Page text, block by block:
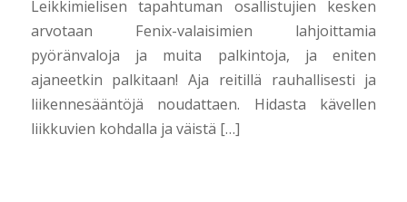
Leikkimielisen tapahtuman osallistujien kesken
arvotaan Fenix-valaisimien lahjoittamia
pyöränvaloja ja muita palkintoja, ja eniten
ajaneetkin palkitaan! Aja reitillä rauhallisesti ja
liikennesääntöjä noudattaen. Hidasta kävellen
liikkuvien kohdalla ja väistä […]